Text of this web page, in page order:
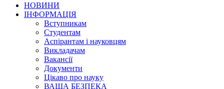
НОВИНИ
ІНФОРМАЦІЯ
Вступникам
Студентам
Аспірантам і науковцям
Викладачам
Вакансії
Документи
Цікаво про науку
ВАША БЕЗПЕКА